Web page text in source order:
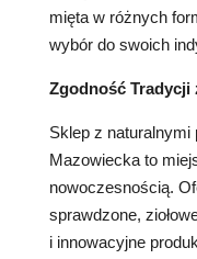
mięta w różnych
wybór do swoich
Zgodność Tradycji
Sklep z naturalnymi
Mazowiecka to
nowoczesnością.
sprawdzone,
i innowacyjne